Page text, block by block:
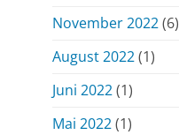
November 2022(6)
August 2022(1)
Juni 2022(1)
Mai 2022(1)